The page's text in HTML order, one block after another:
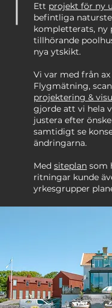
Ett projekt för ny
befintliga
kompletterats, ny
tillhörande
nya ytskikt.
Vi var med från
Flygmätning,
projektering &
gjorde att vi hela
justera efter
samtidigt se
ändringarna.
Med siteplan som
ritningar kunde
yrkesgrupper